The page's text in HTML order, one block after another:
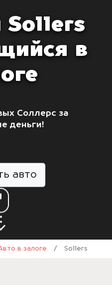
Sollers
в
Соллерс за
деньги!
авто
в залоге / Sollers